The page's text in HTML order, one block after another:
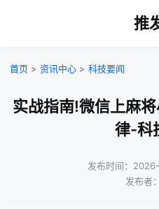
推
首页 > 资讯中心 > 科技要闻
实战指南!微信上麻
律-科
发布时间：
发布者